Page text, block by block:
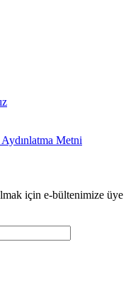
Metni
için e-bültenimize üye